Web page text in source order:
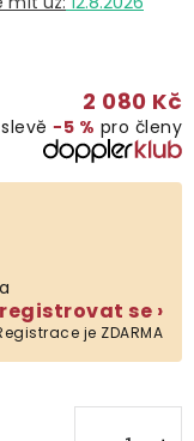
2 080 Kč
−5 % pro členy
se ›
je ZDARMA